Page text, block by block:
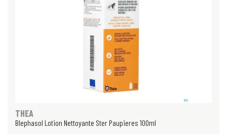
THEA
Blephasol Lotion Nettoyante Ster Paupieres 100ml